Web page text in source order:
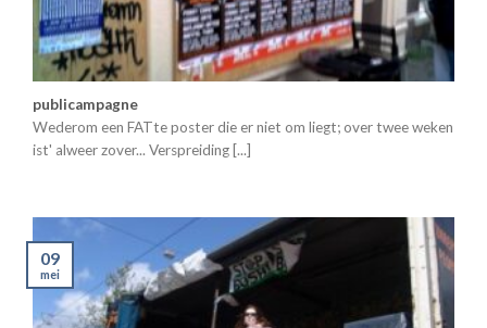
publicampagne
Wederom een FATte poster die er niet om liegt; over twee weken
ist' alweer zover... Verspreiding [...]
09
mei